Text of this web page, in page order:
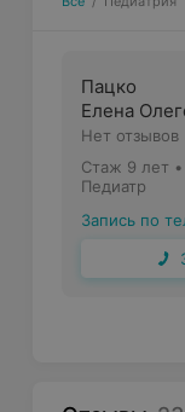
Пацко
Елена
Нет отзывов
Стаж 9 лет •
Педиатр
Запись по